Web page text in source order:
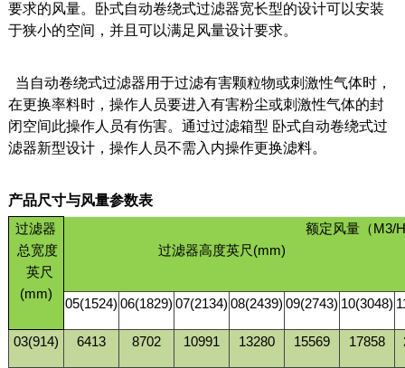
要求的风量。卧式自动卷绕式过滤器宽长型的设计可以安装
于狭小的空间，并且可以满足风量设计要求。
当自动卷绕式过滤器用于过滤有害颗粒物或刺激性气体时，
在更换率料时， 操作人员要进入有害粉尘或刺激性气体的封
闭空间此操作人员有伤害。通过过滤箱型 卧式自动卷绕式过
滤器新型设计， 操作人员不需入内操作更换滤料。
产品尺寸与风量参数表
过滤器
总宽度
英尺
(mm)
额定风量（M3/
过滤器高度
05(1524) 06(1829) 07(2134) 08(2439) 09(2743) 10(3048)
03(914) 6413 8702 10991 13280 15569 17858